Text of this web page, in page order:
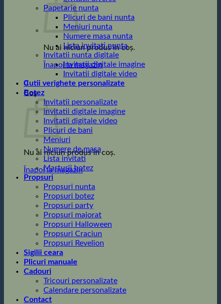
Nu ai niciun produs în coș.
Înapoi la magazin
0
Coș
Nu ai niciun produs în coș.
Înapoi la magazin
Papetarie nunta
Plicuri de bani nunta
Meniuri nunta
Numere masa nunta
Lista invitati nunta
Invitatii nunta digitale
Invitatii digitale imagine
Invitatii digitale video
Cutii verighete personalizate
Botez
Invitatii personalizate
invitatii digitale imagine
Invitatii digitale video
Plicuri de bani
Meniuri
Numere de masa
Lista invitati
Marturii botez
Propsuri
Propsuri nunta
Propsuri botez
Propsuri party
Propsuri majorat
Propsuri Halloween
Propsuri Craciun
Propsuri Revelion
Sigilii ceara
Plicuri manuale
Cadouri
Tricouri personalizate
Calendare personalizate
Contact